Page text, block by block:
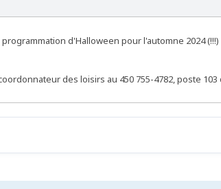
d'Halloween pour l'automne 2024
des loisirs au 450 755-4782, poste